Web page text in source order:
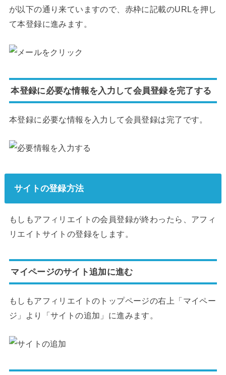
が以下の通り来ていますので、赤枠に記載のURLを押し
て本登録に進みます。
本登録に必要な情報を入力して会員登録を完了する
本登録に必要な情報を入力して会員登録は完了です。
サイトの登録方法
もしもアフィリエイトの会員登録が終わったら、アフィ
リエイトサイトの登録をします。
マイページのサイト追加に進む
もしもアフィリエイトのトップページの右上「マイペー
ジ」より「サイトの追加」に進みます。